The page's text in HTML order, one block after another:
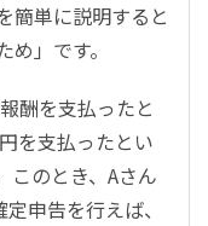
簡単に説明すると
」です。
酬を支払ったと
を支払ったとい
このとき、Aさん
申告を行えば、